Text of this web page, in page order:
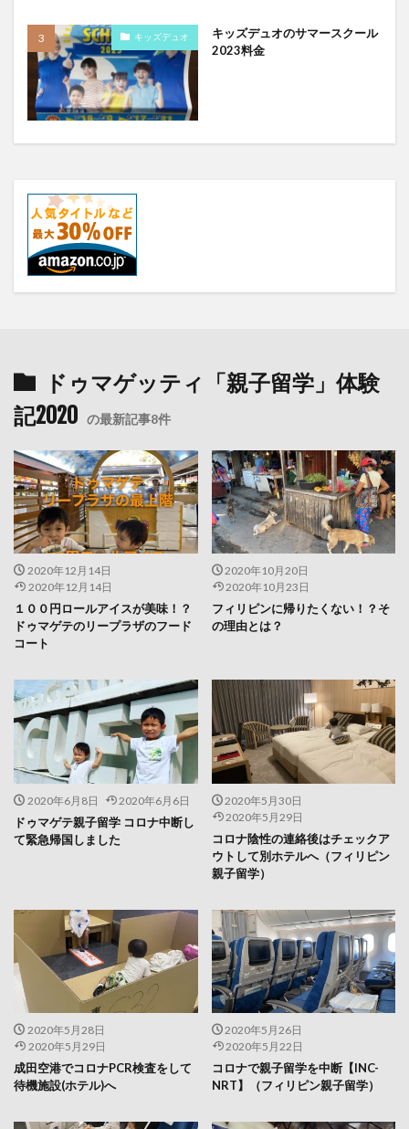
キッズデュオ
キッズデュオのサマースクール
2023料金
ドゥマゲッティ「親子留学」体験
記2020 の最新記事8件
2020年12月14日
2020年12月14日
１００円ロールアイスが美味！？
ドゥマゲテのリープラザのフード
コート
2020年10月20日
2020年10月23日
フィリピンに帰りたくない！？そ
の理由とは？
2020年6月8日 2020年6月6日
ドゥマゲテ親子留学 コロナ中断し
て緊急帰国しました
2020年5月30日
2020年5月29日
コロナ陰性の連絡後はチェックア
ウトして別ホテルへ（フィリピン
親子留学）
2020年5月28日
2020年5月29日
成田空港でコロナPCR検査をして
待機施設(ホテル)へ
2020年5月26日
2020年5月22日
コロナで親子留学を中断【INC-
NRT】（フィリピン親子留学）